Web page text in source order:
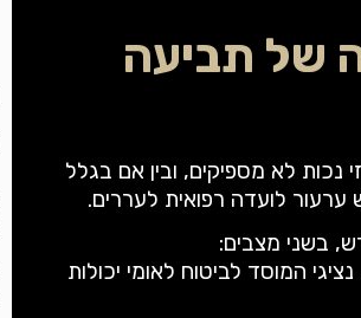
של תביעה
נכות לא מספיקים, ובין אם בגלל
לועדה רפואית לעררים.
בשני מצבים:
המוסד לביטוח לאומי יכולות